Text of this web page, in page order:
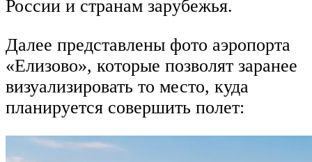
России и странам зарубежья.
Далее представлены фото аэропорта
«Елизово», которые позволят заранее
визуализировать то место, куда
планируется совершить полет: